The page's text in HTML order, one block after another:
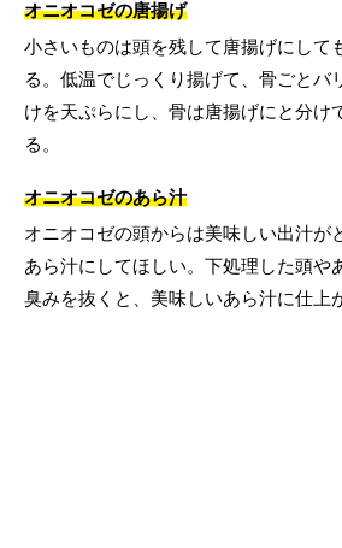
オニオコゼの唐揚げ
小さいものは頭を残して唐揚げにして
る。低温でじっくり揚げて、骨ごとバ
けを天ぷらにし、骨は唐揚げにと分け
る。
オニオコゼのあら汁
オニオコゼの頭からは美味しい出汁が
あら汁にしてほしい。下処理した頭や
臭みを抜くと、美味しいあら汁に仕上